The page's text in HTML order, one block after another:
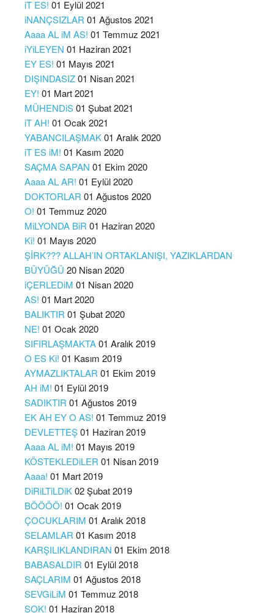
iT ES! 01 Eylül 2021
iNANÇSIZLAR 01 Ağustos 2021
Aaaa AL iM AS! 01 Temmuz 2021
iYiLEYEN 01 Haziran 2021
EY ES! 01 Mayıs 2021
DIŞINDASIZ01 Nisan 2021
EY! 01 Mart 2021
MÜHENDiS01 Şubat 2021
iT AH! 01 Ocak 2021
YABANCILAŞMAK01 Aralık 2020
iT ES iM! 01 Kasım 2020
SAÇMA SAPAN 01 Ekim 2020
Aaaa AL AR! 01 Eylül 2020
DOKTORLAR 01 Ağustos 2020
O! 01 Temmuz 2020
MiLYONDA BiR 01 Haziran 2020
Ki! 01 Mayıs 2020
ŞİRK??? ALLAH’IN ORTAKLANIŞI, YAZIKLARDAN
BÜYÜĞÜ 20 Nisan 2020
iÇERLEDiM 01 Nisan 2020
AS! 01 Mart 2020
BALIKTIR 01 Şubat 2020
NE! 01 Ocak 2020
SIFIRLAŞMAKTA01 Aralık 2019
O ES Ki! 01 Kasım 2019
AYMAZLIKTALAR 01 Ekim 2019
AH iM! 01 Eylül 2019
SADIKTIR 01 Ağustos 2019
EK AH EY O AS! 01 Temmuz 2019
DEVLETTEŞ01 Haziran 2019
Aaaa AL iM! 01 Mayıs 2019
KÖSTEKLEDiLER 01 Nisan 2019
Aaaa! 01 Mart 2019
DiRiLTiLDiK02 Şubat 2019
BÖÖÖÖ! 01 Ocak 2019
ÇOCUKLARIM 01 Aralık 2018
SELAMLAR 01 Kasım 2018
KARŞILIKLANDIRAN 01 Ekim 2018
BABASALDIR 01 Eylül 2018
SAÇLARIM 01 Ağustos 2018
SEVGiLiM 01 Temmuz 2018
ŞOK! 01 Haziran 2018